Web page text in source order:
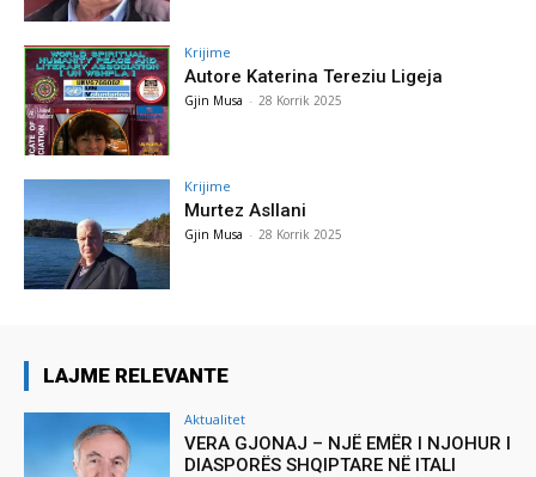
Krijime
Autore Katerina Tereziu Ligeja
Gjin Musa - 28 Korrik 2025
Krijime
Murtez Asllani
Gjin Musa - 28 Korrik 2025
LAJME RELEVANTE
Aktualitet
VERA GJONAJ – NJË EMËR I NJOHUR I
DIASPORËS SHQIPTARE NË ITALI